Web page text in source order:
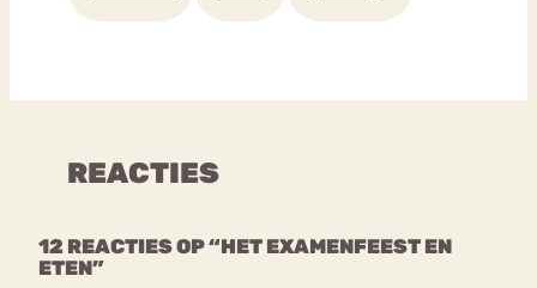
REACTIES
12 REACTIES OP “HET EXAMENFEEST EN
ETEN”